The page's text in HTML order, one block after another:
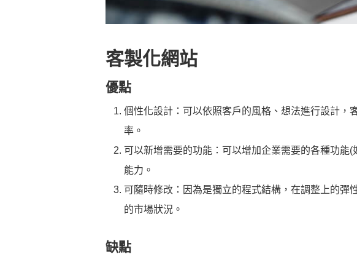
客製化網站
優點
個性化設計：可以依照客戶的風格、想法進行設計，
率。
可以新增需要的功能：可以增加企業需要的各種功能
能力。
可隨時修改：因為是獨立的程式結構，在調整上的
的市場狀況。
缺點